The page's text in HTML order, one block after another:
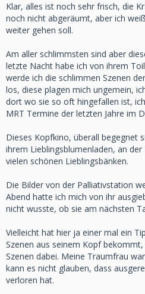
Klar, alles ist noch sehr frisch, die
noch nicht abgeräumt, aber ich
weiter gehen soll.
Am aller schlimmsten sind aber
letzte Nacht habe ich von ihrem
werde ich die schlimmen Szenen
los, diese plagen mich ungemein,
dort wo sie so oft hingefallen ist,
MRT Termine der letzten Jahre im
Dieses Kopfkino, überall begegnet
ihrem Lieblingsblumenladen, an
vielen schönen Lieblingsbänken.
Die Bilder von der Palliativstation
Abend hatte ich mich von ihr
nicht wusste, ob sie am nächsten
Vielleicht hat hier ja einer mal ein
Szenen aus seinem Kopf
Szenen dabei. Meine Traumfrau
kann es nicht glauben, dass
verloren hat.